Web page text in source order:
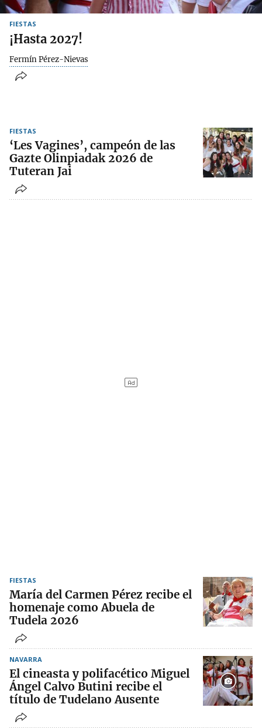
FIESTAS
¡Hasta 2027!
Fermín Pérez-Nievas
FIESTAS
‘Les Vagines’, campeón de las
Gazte Olinpiadak 2026 de
Tuteran Jai
FIESTAS
María del Carmen Pérez recibe el
homenaje como Abuela de
Tudela 2026
NAVARRA
El cineasta y polifacético Miguel
Ángel Calvo Butini recibe el
título de Tudelano Ausente